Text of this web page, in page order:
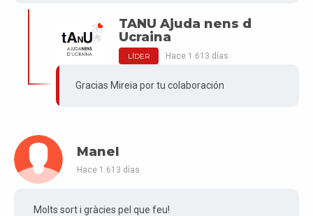
TANU Ajuda nens d
Ucraina
LÍDER Hace 1.613 días
Gracias Mireia por tu colaboración
Manel
Hace 1.613 días
Molts sort i gràcies pel que feu!